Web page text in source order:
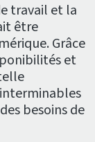
travail et la
être
Grâce
et
besoins de